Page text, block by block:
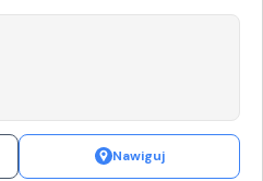
Nawiguj